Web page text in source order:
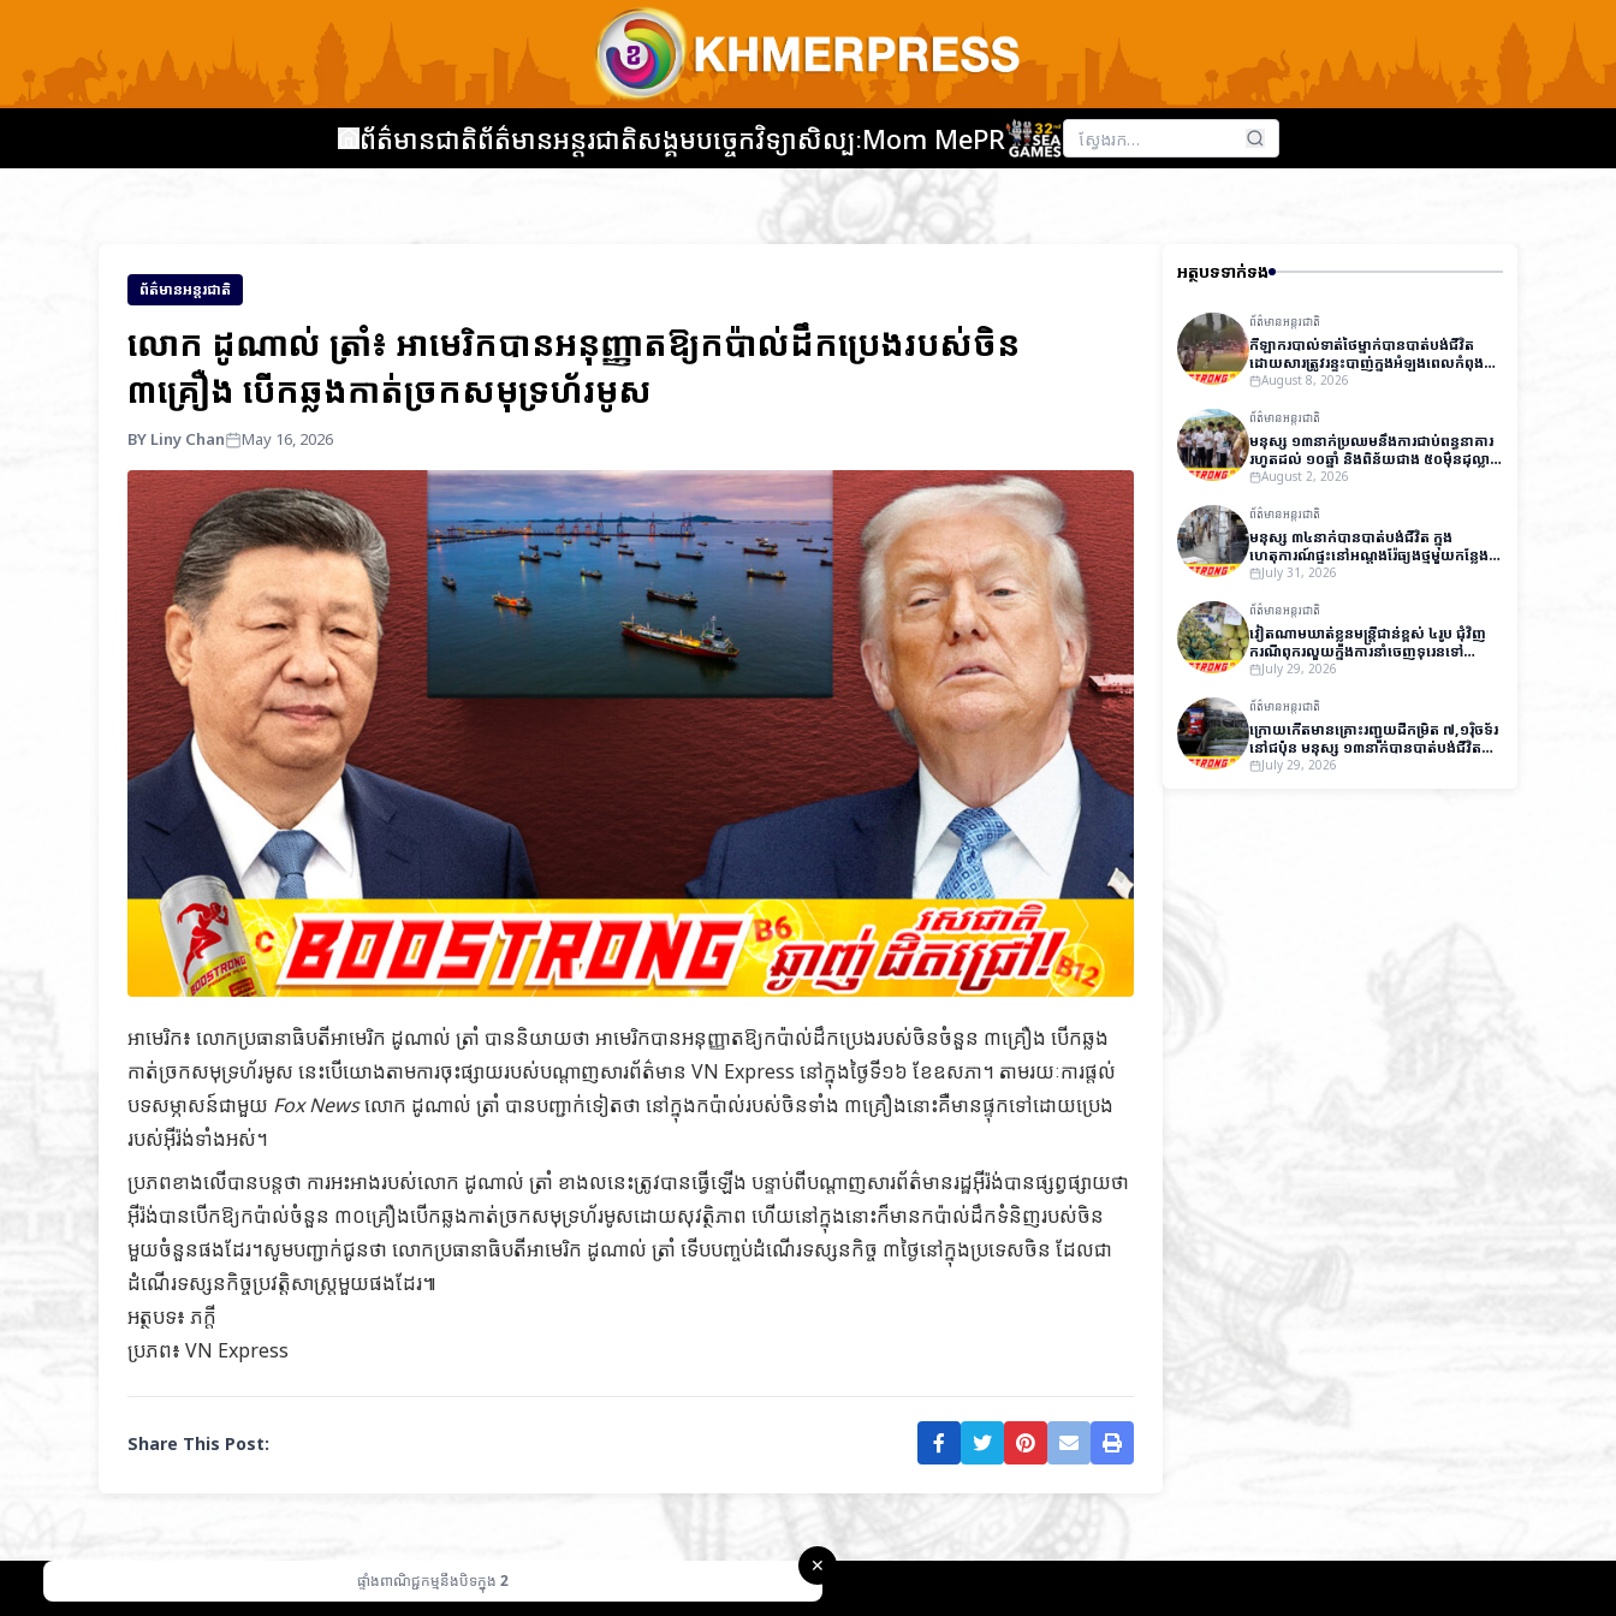
ព័ត៌មានជាតិព័ត៌មានអន្តរជាតិសង្គមបច្ចេកវិទ្យាសិល្បៈMom MePR
ព័ត៌មានអន្តរជាតិ
លោក ដូណាល់ ត្រាំ៖ អាមេរិកបានអនុញ្ញាតឱ្យកប៉ាល់ដឹកប្រេងរបស់ចិន
៣គ្រឿង បើកឆ្លងកាត់ច្រកសមុទ្រហ័រមូស
BY Liny Chan May 16, 2026
អាមេរិក៖ លោកប្រធានាធិបតីអាមេរិក ដូណាល់ ត្រាំ បាននិយាយថា អាមេរិកបានអនុញ្ញាតឱ្យកប៉ាល់ដឹកប្រេងរបស់ចិនចំនួន ៣គ្រឿង បើកឆ្លង
កាត់ច្រកសមុទ្រហ័រមូស នេះបើយោងតាមការចុះផ្សាយរបស់បណ្តាញសារព័ត៌មាន VN Express នៅក្នុងថ្ងៃទី១៦ ខែឧសភា។ តាមរយៈការផ្តល់
បទសម្ភាសន៍ជាមួយ Fox Newsលោក ដូណាល់ ត្រាំ បានបញ្ជាក់ទៀតថា នៅក្នុងកប៉ាល់របស់ចិនទាំង ៣គ្រឿងនោះគឺមានផ្ទុកទៅដោយប្រេង
របស់អ៊ីរ៉ង់ទាំងអស់។
ប្រភពខាងលើបានបន្តថា ការអះអាងរបស់លោក ដូណាល់ ត្រាំ ខាងលនេះត្រូវបានធ្វើឡើង បន្ទាប់ពីបណ្តាញសារព័ត៌មានរដ្ឋអ៊ីរ៉ង់បានផ្សព្វផ្សាយថា
អ៊ីរ៉ង់បានបើកឱ្យកប៉ាល់ចំនួន ៣០គ្រឿងបើកឆ្លងកាត់ច្រកសមុទ្រហ័រមូសដោយសុវត្ថិភាព ហើយនៅក្នុងនោះក៏មានកប៉ាល់ដឹកទំនិញរបស់ចិន
មួយចំនួន​ផងដែរ។សូមបញ្ជាក់ជូនថា លោកប្រធានាធិបតីអាមេរិក ដូណាល់ ត្រាំ ទើបបញ្ចប់ដំណើរទស្សនកិច្ច ៣ថ្ងៃនៅក្នុងប្រទេសចិន ដែលជា
ដំណើរទស្សនកិច្ចប្រវត្តិសាស្រ្តមួយផងដែរ៕
អត្ថបទ៖ ភក្តី
ប្រភព៖ VN Express
Share This Post:
អត្ថបទទាក់ទង
ព័ត៌មានអន្តរជាតិ
កីឡាករបាល់ទាត់ថៃម្នាក់បានបាត់បង់ជីវិត
ដោយសារត្រូវរន្ទះបាញ់ក្នុងអំឡុងពេលកំពុង
ប្រកួត ខណៈកីឡាករ ១២នាក់ផ្សេងទៀត
August 8, 2026
ព័ត៌មានអន្តរជាតិ
មនុស្ស ១៣នាក់ប្រឈមនឹងការជាប់ពន្ធនាគារ
រហូតដល់ ១០ឆ្នាំ និងពិន័យជាង ៥០ម៉ឺនដុល្លារ
ក្នុងសំណុំរឿងធ្វើឱ្យបែកធ្លាយវិញ្ញាសារប្រលង
August 2, 2026
ព័ត៌មានអន្តរជាតិ
មនុស្ស ៣៤នាក់បានបាត់បង់ជីវិត ក្នុង
ហេតុការណ៍ផ្ទុះនៅអណ្តូងរ៉ែធ្យូងថ្មមួយកន្លែង
នៅប៉ាគីស្ថាន
July 31, 2026
ព័ត៌មានអន្តរជាតិ
វៀតណាមឃាត់ខ្លួនមន្ត្រីជាន់ខ្ពស់ ៤រូប ជុំវិញ
ករណីពុករលួយក្នុងការនាំចេញទុរេនទៅ
ប្រទេសចិន
July 29, 2026
ព័ត៌មានអន្តរជាតិ
ក្រោយកើតមានគ្រោះរញ្ជួយដីកម្រិត ៧,១រ៉ិចទ័រ
នៅជប៉ុន មនុស្ស ១៣នាក់បានបាត់បង់ជីវិត
និងមួយចំនួនកំពុងបាត់ខ្លួន
July 29, 2026
✕
ផ្ទាំងពាណិជ្ជកម្មនឹងបិទក្នុង 1